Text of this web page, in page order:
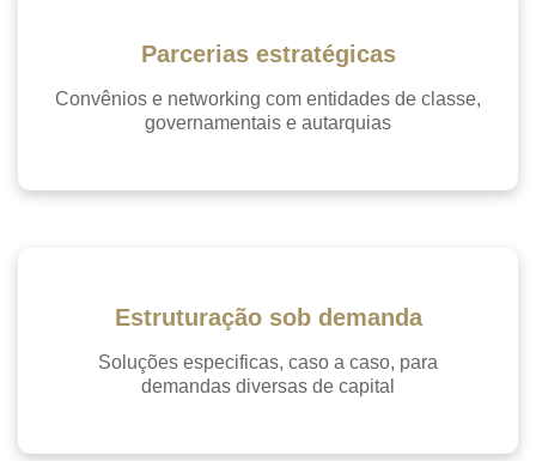
Parcerias estratégicas
Convênios e networking com entidades de classe,
governamentais e autarquias
Estruturação sob demanda
Soluções especificas, caso a caso, para
demandas diversas de capital